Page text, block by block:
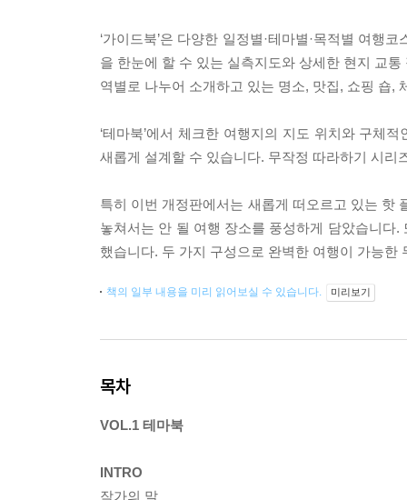
‘가이드북’은 다양한 일정별·테마별·목적별 여행
을 한눈에 할 수 있는 실측지도와 상세한 현지 교
역별로 나누어 소개하고 있는 명소, 맛집, 쇼핑 숍,
‘테마북’에서 체크한 여행지의 지도 위치와 구체
새롭게 설계할 수 있습니다. 무작정 따라하기 시리
특히 이번 개정판에서는 새롭게 떠오르고 있는 핫
놓쳐서는 안 될 여행 장소를 풍성하게 담았습니다
했습니다. 두 가지 구성으로 완벽한 여행이 가능
책의 일부 내용을 미리 읽어보실 수 있습니다. 미리보기
목차
VOL.1 테마북
INTRO
작가의 말